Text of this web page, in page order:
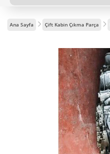
Ana Sayfa Çift Kabin Çıkma Parça